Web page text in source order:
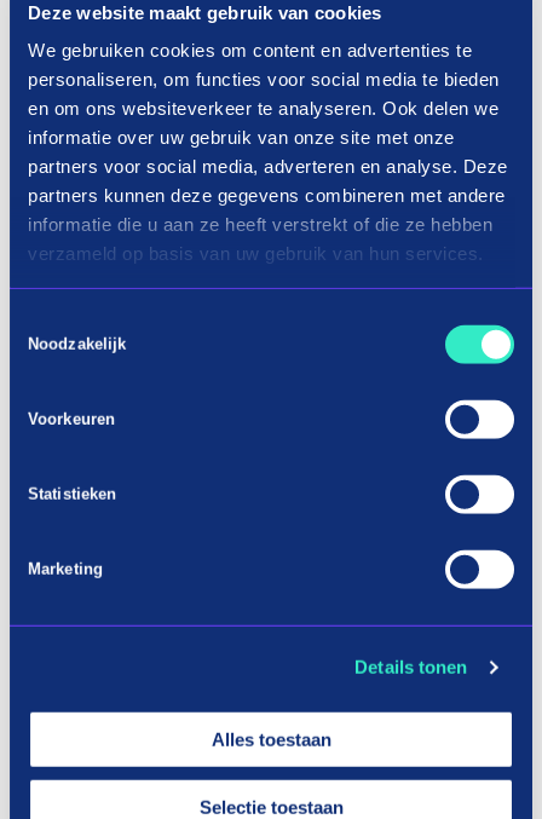
Deze website maakt gebruik van cookies
We gebruiken cookies om content en advertenties te
personaliseren, om functies voor social media te bieden
en om ons websiteverkeer te analyseren. Ook delen we
informatie over uw gebruik van onze site met onze
partners voor social media, adverteren en analyse. Deze
partners kunnen deze gegevens combineren met andere
informatie die u aan ze heeft verstrekt of die ze hebben
verzameld op basis van uw gebruik van hun services.
Noodzakelijk
Voorkeuren
Statistieken
Marketing
Details tonen
Alles toestaan
Selectie toestaan
Alphabetically descending
June&Charlie
interest?
Shopping children's clothing in three
terms